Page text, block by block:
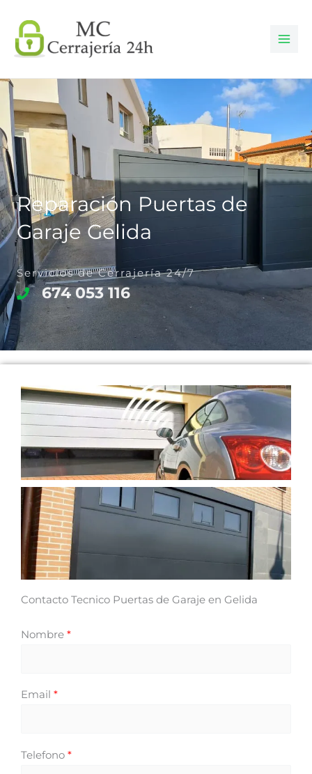
contenido
Reparación Puertas de
Garaje Gelida
Servicios de Cerrajería 24/7
674 053 116
Contacto Tecnico Puertas de Garaje en Gelida
Nombre *
Email *
Telefono *